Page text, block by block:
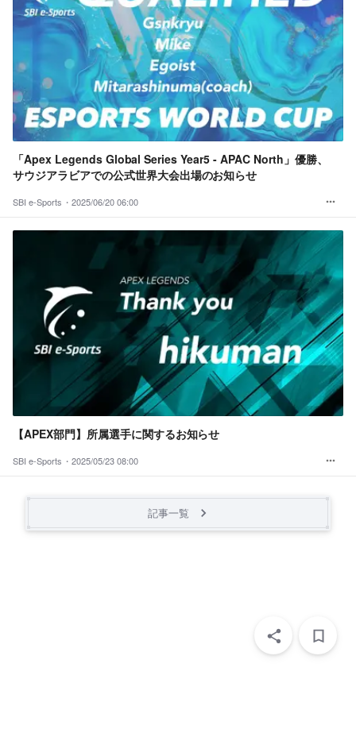
「Apex Legends Global Series Year5 - APAC North」優勝、
サウジアラビアでの公式世界大会出場のお知らせ
SBI e-Sports・ 2025/06/20 06:00
【APEX部門】所属選手に関するお知らせ
SBI e-Sports・ 2025/05/23 08:00
記事一覧